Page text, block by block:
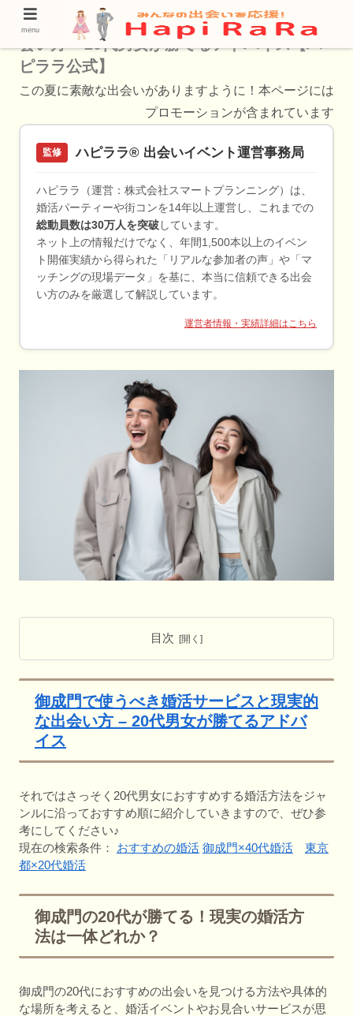
御成門で使うべき婚活サービスと現実的な出
会い方 – 20代男女が勝てるアドバイス【ハ
ピララ公式】
この夏に素敵な出会いがありますように！本ページには
プロモーションが含まれています
監修 ハピララ® 出会いイベント運営事務局
ハピララ（運営：株式会社スマートプランニング）は、
婚活パーティーや街コンを14年以上運営し、これまでの
総動員数は30万人を突破 しています。
ネット上の情報だけでなく、年間1,500本以上のイベン
ト開催実績から得られた「リアルな参加者の声」や「マ
ッチングの現場データ」を基に、本当に信頼できる出会
い方のみを厳選して解説しています。
運営者情報・実績詳細はこちら
目次
御成門で使うべき婚活サービスと現実的
な出会い方 – 20代男女が勝てるアドバ
イス
それではさっそく20代男女におすすめする婚活方法をジャ
ンルに沿っておすすめ順に紹介していきますので、ぜひ参
考にしてください♪
現在の検索条件： おすすめの婚活 御成門×40代婚活
東京
都×20代婚活
御成門の20代が勝てる！現実の婚活方
法は一体どれか？
御成門の20代におすすめの出会いを見つける方法や具体的
な場所を考えると、婚活イベントやお見合いサービスが思
menu